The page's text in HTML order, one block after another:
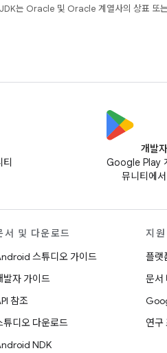
는 Oracle 및 Oracle 계열사의 상표 또는
개발
Google Play
뮤니티에
서 및 다운로드
스튜디오 가이드
발자 가이드
참조
튜디오 다운로드
NDK
지원
플랫
문서
연구